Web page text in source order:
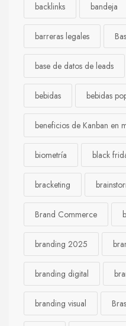
backlinks bandeja
barreras legales
base de datos de leads
bebidas bebidas
beneficios de Kanban en
biometría black
bracketing
Brand Commerce
branding 2025
branding digital
branding visual